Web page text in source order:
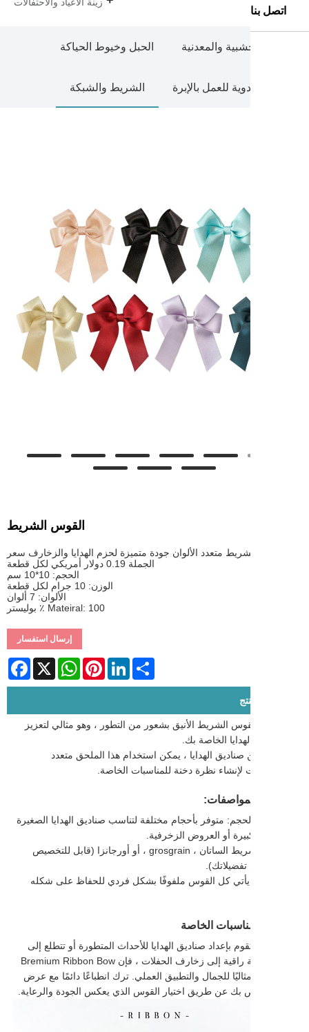
والمعدنية الحبل وخيوط الحياكة
للعمل بالإبرة الشريط والشبكة
القوس الشريط
متعدد الألوان جودة متميزة لحزم الهدايا والزخارف سعر
Facebook X
WhatsAppPinterestLinkedIn
الشريط الأنيق بشعور من التطور ، وهو مثالي لتعزيز
الخاصة بك.
صناديق الهدايا ، يمكن استخدام هذا الملحق متعدد
لإنشاء نظرة دخنة للمناسبات الخاصة.
متوفر بأحجام مختلفة لتناسب صناديق الهدايا الصغيرة
أو العروض الزخرفية.
2. المادة: شريط الساتان ، grosgrain ، أو أورجانزا (قابل للتخصيص
يأتي كل القوس ملفوفًا بشكل فردي للحفاظ على شكله
الخاصة
بإعداد صناديق الهدايا للأحداث المتطورة أو تتطلع إلى
إضافة لمسة راقية إلى زخارف الحفلات ، فإن Bremium Ribbon Bow
للجمال والتطبيق العملي. ترك انطباعًا دائمًا مع عرض
بك عن طريق اختيار القوس الذي يعكس الجودة والرعاية.